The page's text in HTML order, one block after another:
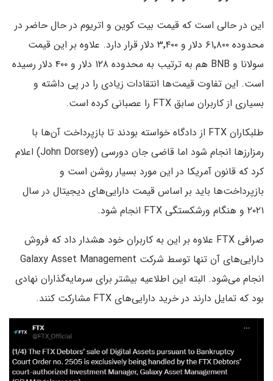
این در حالی است که قیمت بیت کوین و اتریوم در حال حاضر در
محدوده ۶۱٬۸۰۰ دلار و ۳٬۴۰۰ دلار قرار دارد. علاوه بر این قیمت
سولانا و BNB هم به ترتیب به محدوده ۱۲۸ دلار و ۴۰۰ دلار رسیده
است. این تفاوت قیمت‌ها انتقادات زیادی را در پی داشته و
بسیاری از کاربران سابق FTX را عصبانی کرده است.
طلبکاران FTX از دادگاه خواسته بودند تا بازپرداخت آن‌ها با
رمزارزها انجام شود اما قاضی جان دورسی (John Dorsey) اعلام
کرد که قانون آمریکا در این مورد بسیار روشن است و
بازپرداخت‌ها باید بر اساس قیمت دارایی‌های دیجیتال در سال
۲۰۲۱ و هنگام ورشکستگی FTX انجام شود.
صرافی FTX علاوه بر این به کاربران خود هشدار داد که فروش
دارایی‌های آن تنها توسط شرکت Galaxy Asset Management
انجام می‌شود. البته این اطلاعیه بیشتر برای سرمایه‌گذاران نهادی
بود که تمایل دارند در خرید دارایی‌های FTX مشارکت کنند.